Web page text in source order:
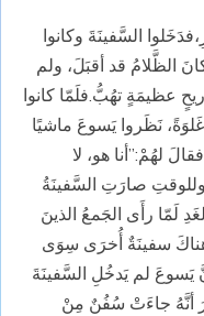
السَّفينَةَ وكانوا
الظَّلامُ قد أقبَلَ، ولم
عظيمَةٍ تهُبُّ.فلَمّا كانوا
نَظَروا يَسوعَ ماشيًا
لهُمْ:”أنا هو، لا
وللوقتِ صارَتِ السَّفينَةُ
لَمّا رأَى الجَمعُ الذينَ
هناكَ سفينَةٌ أُخرَى سِوَى
يَسوعَ لم يَدخُلِ السَّفينَةَ
أنَّهُ جاءَتْ سُفُنٌ مِنْ